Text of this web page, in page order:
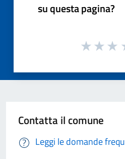
su questa pagina?
Contatta il comune
Leggi le domande